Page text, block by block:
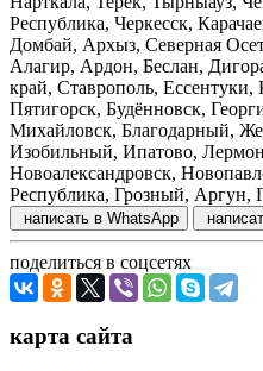
Республика, Черкесск,
Домбай, Архыз, Северная
Алагир, Ардон, Беслан,
край, Ставрополь,
Пятигорск, Будённовск,
Михайловск, Благодарный,
Изобильный, Ипатово,
Новоалександровск,
Республика, Грозный, Аргун,
написать в WhatsApp
поделиться в соцсетях
карта сайта